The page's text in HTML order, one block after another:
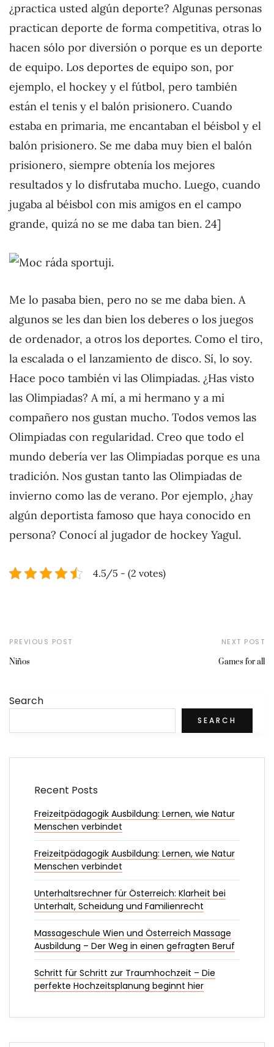
¿practica usted algún deporte? Algunas personas
practican deporte de forma competitiva, otras lo
hacen sólo por diversión o porque es un deporte
de equipo. Los deportes de equipo son, por
ejemplo, el hockey y el fútbol, pero también
están el tenis y el balón prisionero. Cuando
estaba en primaria, me encantaban el béisbol y el
balón prisionero. Se me daba muy bien el balón
prisionero, siempre obtenía los mejores
resultados y lo disfrutaba mucho. Luego, cuando
jugaba al béisbol con mis amigos en el campo
grande, quizá no se me daba tan bien. 24]
Me lo pasaba bien, pero no se me daba bien. A
algunos se les dan bien los deberes o los juegos
de ordenador, a otros los deportes. Como el tiro,
la escalada o el lanzamiento de disco. Sí, lo soy.
Hace poco también vi las Olimpiadas. ¿Has visto
las Olimpiadas? A mí, a mi hermano y a mi
compañero nos gustan mucho. Todos vemos las
Olimpiadas con regularidad. Creo que todo el
mundo debería ver las Olimpiadas porque es una
tradición. Nos gustan tanto las Olimpiadas de
invierno como las de verano. Por ejemplo, ¿hay
algún deportista famoso que haya conocido en
persona? Conocí al jugador de hockey Yagul.
4.5/5 - (2 votes)
PREVIOUS POST
Niños
NEXT POST
Games for all
Search
SEARCH
Recent Posts
Freizeitpädagogik Ausbildung: Lernen, wie Natur
Menschen verbindet
Freizeitpädagogik Ausbildung: Lernen, wie Natur
Menschen verbindet
Unterhaltsrechner für Österreich: Klarheit bei
Unterhalt, Scheidung und Familienrecht
Massageschule Wien und Österreich Massage
Ausbildung – Der Weg in einen gefragten Beruf
Schritt für Schritt zur Traumhochzeit – Die
perfekte Hochzeitsplanung beginnt hier